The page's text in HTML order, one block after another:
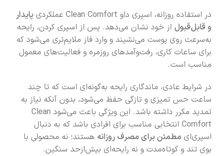
در استفاده روزانه، اسپری داو Clean Comfort عملکردی
پایدار
و قابل‌قبول از خود نشان می‌دهد. پس از اسپری کردن، رایحه
به‌سرعت روی پوست می‌نشیند و وارد فاز ملایم‌تری می‌شود که
برای ساعات کاری، رفت‌وآمدهای روزمره و فعالیت‌های معمول
مناسب است.
در شرایط عادی، ماندگاری رایحه به‌گونه‌ای است که تا چند
ساعت حس تمیزی و تازگی حفظ می‌شود، بدون آنکه نیاز به
تمدید مکرر داشته باشد. این ویژگی باعث می‌شود Clean
Comfort انتخابی مناسب برای افرادی باشد که به دنبال
اسپری‌ایمطمئن برای مصرف روزانه هستند؛ نه محصولی با
بوی تند و کوتاه‌مدت و نه رایحه‌ای بیش‌ازحد سنگین.